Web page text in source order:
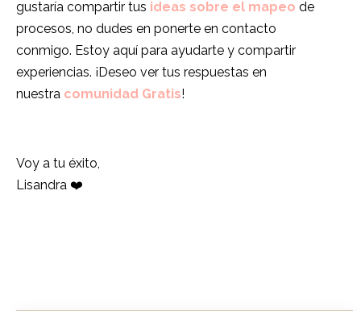
gustaría compartir tus ideas sobre el mapeo de
procesos, no dudes en ponerte en contacto
conmigo. Estoy aquí para ayudarte y compartir
experiencias. ¡Deseo ver tus respuestas en
nuestra comunidad Gratis!
Voy a tu éxito,
Lisandra ❤️